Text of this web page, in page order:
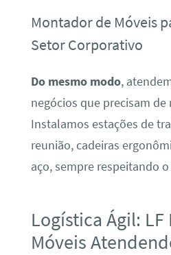
Montador de Móveis
Setor Corporativo
Do mesmo modo,
negócios que precisam
Instalamos estações de
reunião, cadeiras
aço, sempre respeitando
Logística Ágil:
Móveis